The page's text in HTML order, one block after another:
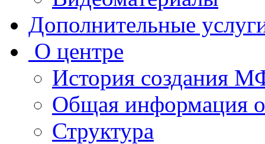
Дополнительные
О центре
История создания
Общая
Структура